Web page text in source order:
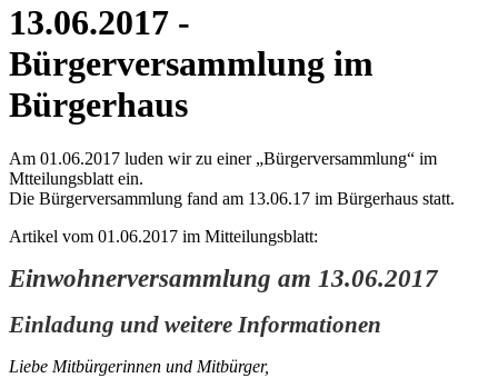
13.06.2017 -
Bürgerversammlung im
Bürgerhaus
Am 01.06.2017 luden wir zu einer „Bürgerversammlung“ im
Mtteilungsblatt ein.
Die Bürgerversammlung fand am 13.06.17 im Bürgerhaus statt.
Artikel vom 01.06.2017 im Mitteilungsblatt:
Einwohnerversammlung am 13.06.2017
Einladung und weitere Informationen
Liebe Mitbürgerinnen und Mitbürger,